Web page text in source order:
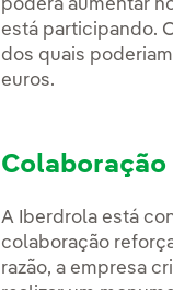
poderá aumentar
está participando.
dos quais
euros.
A Iberdrola está
colaboração
razão, a empresa